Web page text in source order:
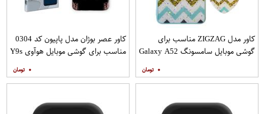
کاور مدل ZIGZAG مناسب برای
گوشی موبایل سامسونگ Galaxy A52
۰
کاور عصر بوژان مدل پاپیون کد 0304
مناسب برای گوشی موبایل هوآوی Y9s
۰